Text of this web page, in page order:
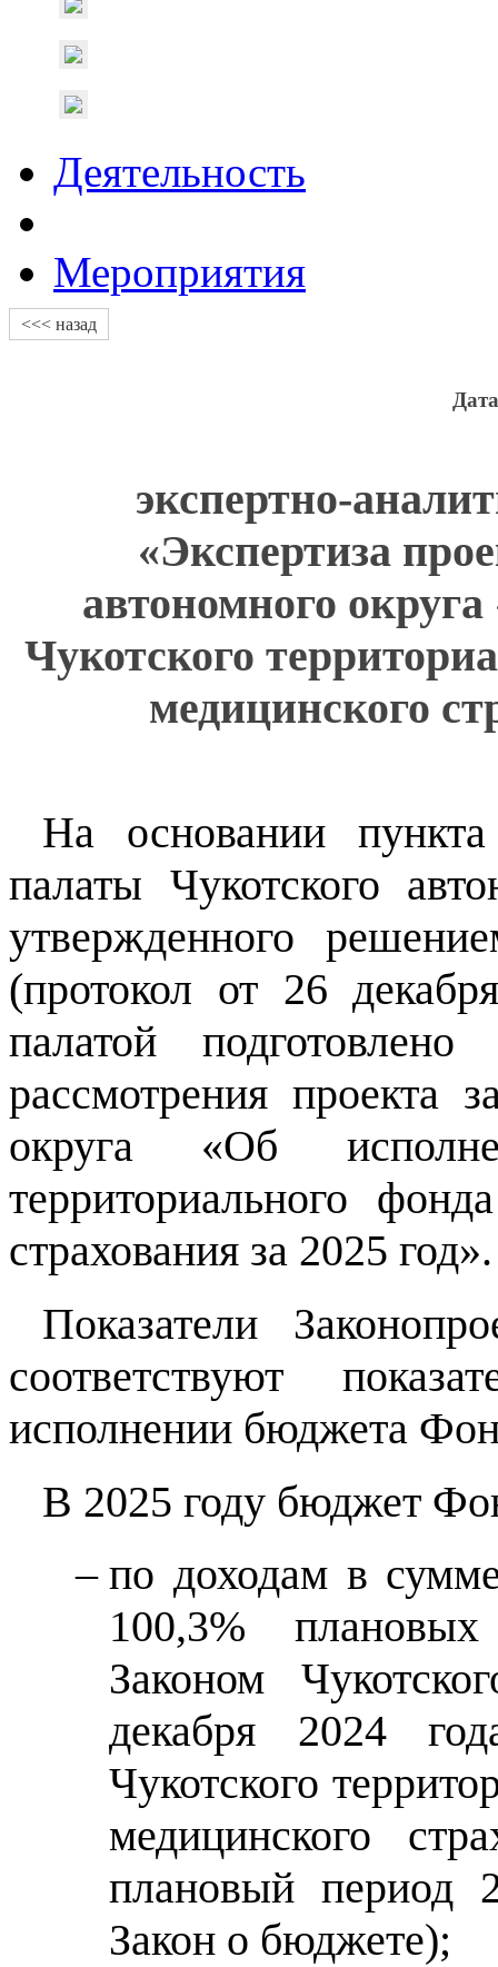
Деятельность
Мероприятия
<<< назад
экспертно-
«Экспертиза
автономного
Чукотского
медицинского
На основании
палаты Чукотского
утвержденного
(протокол от 26
палатой
рассмотрения проекта
округа «Об
территориального
страхования за 2025 год».
Показатели
соответствуют
исполнении бюджета
В 2025 году бюджет
по доходам в
100,3%
Законом
декабря 2024
Чукотского
медицинского
плановый период
Закон о бюджете);